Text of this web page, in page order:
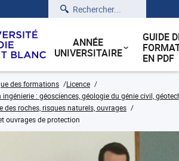
Rechercher
ANNÉE
UNIVERSITAIRE
GUIDE
EN PDF
des formations
Licence
: géosciences, géologie du génie civil,
des roches, risques naturels, ouvrages
ouvrages de protection